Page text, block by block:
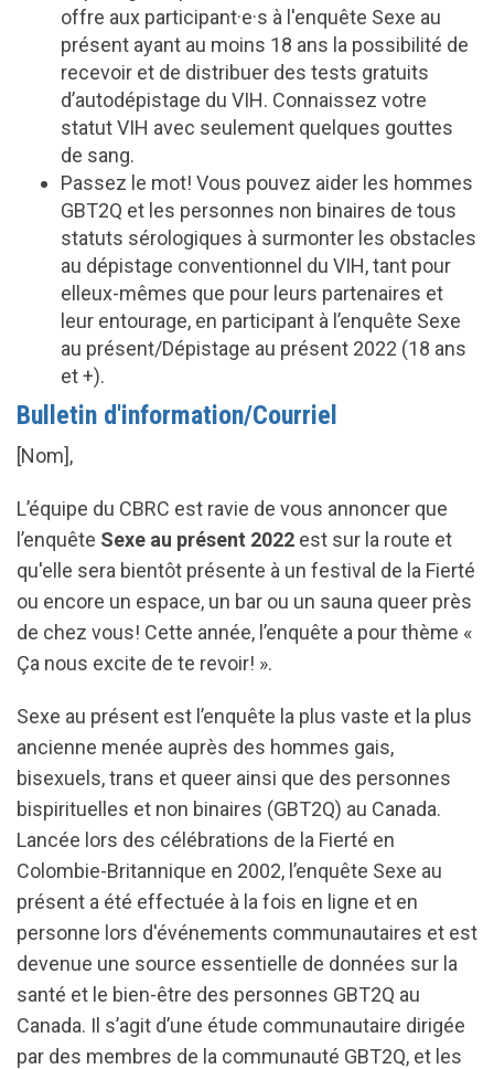
offre aux participant·e·s à l'enquête Sexe au
présent ayant au moins 18 ans la possibilité de
recevoir et de distribuer des tests gratuits
d’autodépistage du VIH. Connaissez votre
statut VIH avec seulement quelques gouttes
de sang.
Passez le mot! Vous pouvez aider les hommes
GBT2Q et les personnes non binaires de tous
statuts sérologiques à surmonter les obstacles
au dépistage conventionnel du VIH, tant pour
elleux-mêmes que pour leurs partenaires et
leur entourage, en participant à l’enquête Sexe
au présent/Dépistage au présent 2022 (18 ans
et +).
Bulletin d'information/Courriel
[Nom],
L’équipe du CBRC est ravie de vous annoncer que
l’enquête Sexe au présent 2022 est sur la route et
qu'elle sera bientôt présente à un festival de la Fierté
ou encore un espace, un bar ou un sauna queer près
de chez vous! Cette année, l’enquête a pour thème «
Ça nous excite de te revoir! ».
Sexe au présent est l’enquête la plus vaste et la plus
ancienne menée auprès des hommes gais,
bisexuels, trans et queer ainsi que des personnes
bispirituelles et non binaires (GBT2Q) au Canada.
Lancée lors des célébrations de la Fierté en
Colombie-Britannique en 2002, l’enquête Sexe au
présent a été effectuée à la fois en ligne et en
personne lors d'événements communautaires et est
devenue une source essentielle de données sur la
santé et le bien-être des personnes GBT2Q au
Canada. Il s’agit d’une étude communautaire dirigée
par des membres de la communauté GBT2Q, et les